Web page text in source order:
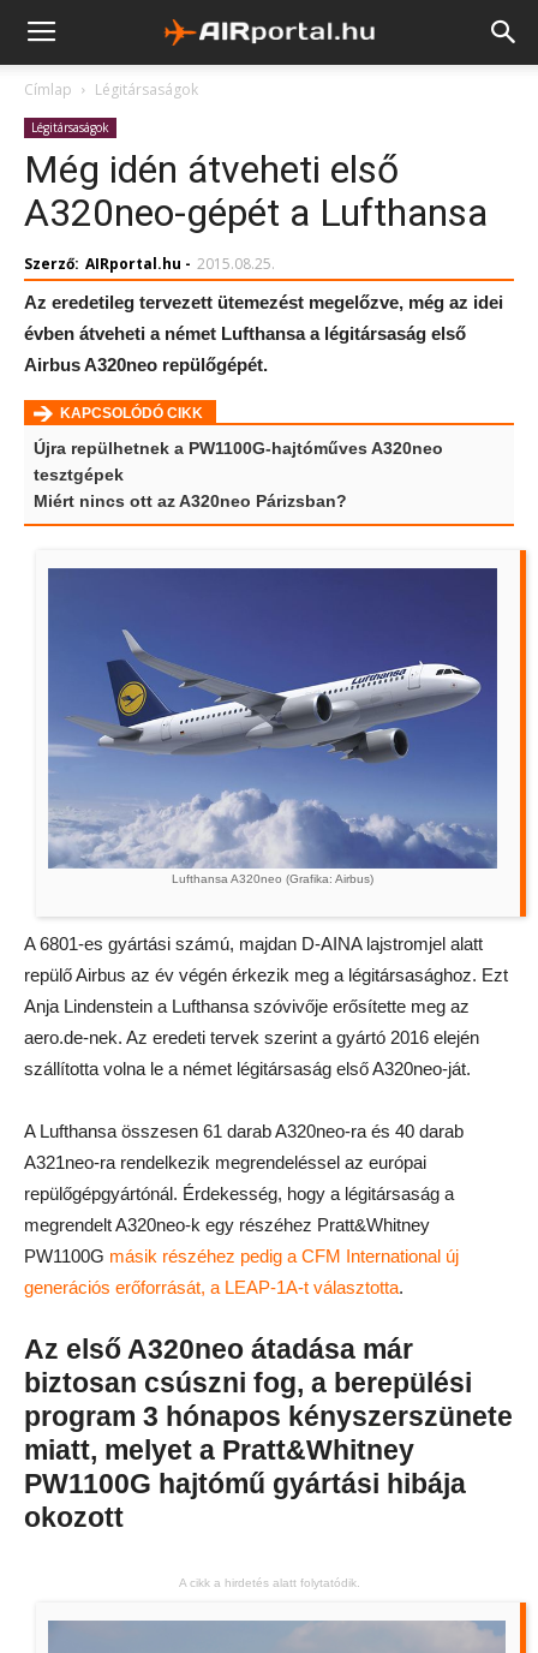
Címlap Légitársaságok
Légitársaságok
Még idén átveheti első
A320neo-gépét a Lufthansa
Szerző: AIRportal.hu - 2015.08.25.
Az eredetileg tervezett ütemezést megelőzve, még az idei
évben átveheti a német Lufthansa a légitársaság első
Airbus A320neo repülőgépét.
KAPCSOLÓDÓ CIKK
Újra repülhetnek a PW1100G-hajtóműves A320neo
tesztgépek
Miért nincs ott az A320neo Párizsban?
Lufthansa A320neo (Grafika: Airbus)
A 6801-es gyártási számú, majdan D-AINA lajstromjel alatt
repülő Airbus az év végén érkezik meg a légitársasághoz. Ezt
Anja Lindenstein a Lufthansa szóvivője erősítette meg az
aero.de-nek. Az eredeti tervek szerint a gyártó 2016 elején
szállította volna le a német légitársaság első A320neo-ját.
A Lufthansa összesen 61 darab A320neo-ra és 40 darab
A321neo-ra rendelkezik megrendeléssel az európai
repülőgépgyártónál. Érdekesség, hogy a légitársaság a
megrendelt A320neo-k egy részéhez Pratt&Whitney
PW1100G másik részéhez pedig a CFM International új
generációs erőforrását, a LEAP-1A-t választotta.
Az első A320neo átadása már
biztosan csúszni fog, a berepülési
program 3 hónapos kényszerszünete
miatt, melyet a Pratt&Whitney
PW1100G hajtómű gyártási hibája
okozott
A cikk a hirdetés alatt folytatódik.